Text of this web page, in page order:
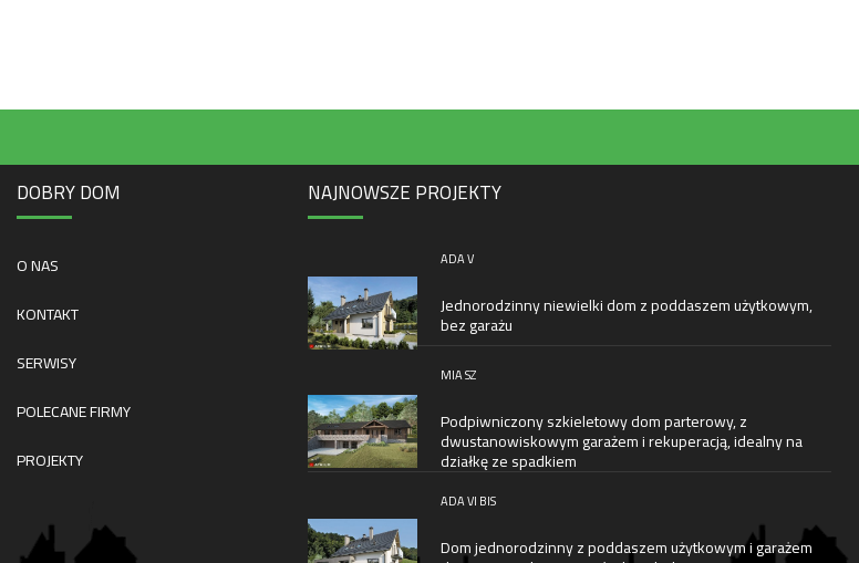
DOBRY DOM
O NAS
KONTAKT
SERWISY
POLECANE FIRMY
PROJEKTY
NAJNOWSZE PROJEKTY
ADA V
Jednorodzinny niewielki dom z poddaszem użytkowym,
bez garażu
MIA SZ
Podpiwniczony szkieletowy dom parterowy, z
dwustanowiskowym garażem i rekuperacją, idealny na
działkę ze spadkiem
ADA VI BIS
Dom jednorodzinny z poddaszem użytkowym i garażem